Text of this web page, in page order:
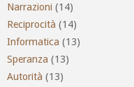
Narrazioni (14)
Reciprocità (14)
Informatica (13)
Speranza (13)
Autorità (13)